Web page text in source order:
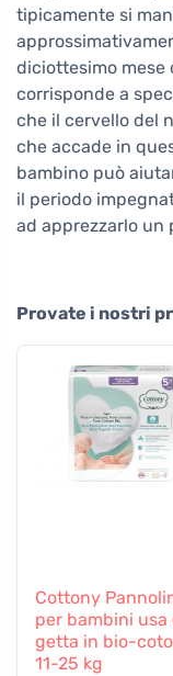
tipicamente si
diciottesimo mese
corrisponde a
che il cervello del
che accade in
bambino può
il periodo
ad apprezzarlo un
Provate i nostri
Cottony
per bambini usa
getta in bio-
11-25 kg